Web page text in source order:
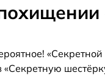
«Секретной
«Секретную